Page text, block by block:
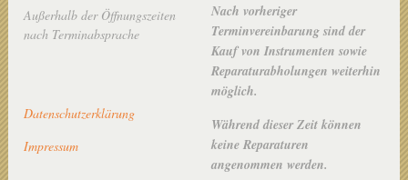
Außerhalb der Öffnungszeiten
nach Terminabsprache
Datenschutzerklärung
Impressum
Nach vorheriger
Terminvereinbarung sind der
Kauf von Instrumenten sowie
Reparaturabholungen weiterhin
möglich.
Während dieser Zeit können
keine Reparaturen
angenommen werden.